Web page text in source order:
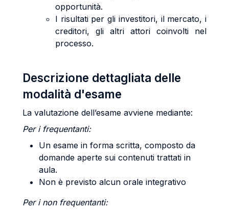
opportunità.
I risultati per gli investitori, il mercato, i
creditori, gli altri attori coinvolti nel
processo.
Descrizione dettagliata delle
modalità d'esame
La valutazione dell’esame avviene mediante:
Per i frequentanti:
Un esame in forma scritta, composto da
domande aperte sui contenuti trattati in
aula.
Non è previsto alcun orale integrativo
Per i non frequentanti: